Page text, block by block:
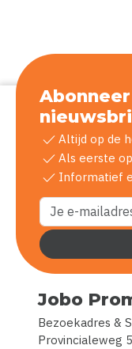
Jobo
Bezoekadres &
Provincialeweg
check Altijd op de
check Als eerste
check Informatief